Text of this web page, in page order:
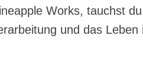
Works, tauchst
und das Leben